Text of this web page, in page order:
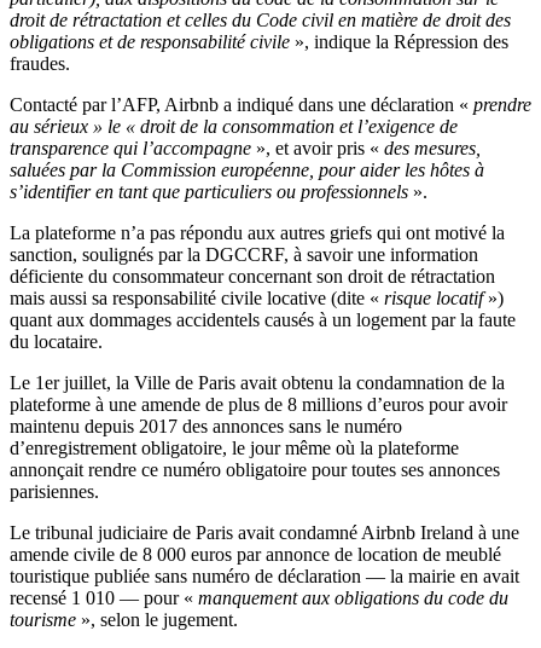
droit de rétractation et celles du Code civil en matière de droit des
obligations et de responsabilité civile », indique la Répression des
fraudes.
Contacté par l’AFP, Airbnb a indiqué dans une déclaration « prendre
au sérieux » le « droit de la consommation et l’exigence de
transparence qui l’accompagne », et avoir pris « des mesures,
saluées par la Commission européenne, pour aider les hôtes à
s’identifier en tant que particuliers ou professionnels ».
La plateforme n’a pas répondu aux autres griefs qui ont motivé la
sanction, soulignés par la DGCCRF, à savoir une information
déficiente du consommateur concernant son droit de rétractation
mais aussi sa responsabilité civile locative (dite « risque locatif»)
quant aux dommages accidentels causés à un logement par la faute
du locataire.
Le 1er juillet, la Ville de Paris avait obtenu la condamnation de la
plateforme à une amende de plus de 8 millions d’euros pour avoir
maintenu depuis 2017 des annonces sans le numéro
d’enregistrement obligatoire, le jour même où la plateforme
annonçait rendre ce numéro obligatoire pour toutes ses annonces
parisiennes.
Le tribunal judiciaire de Paris avait condamné Airbnb Ireland à une
amende civile de 8 000 euros par annonce de location de meublé
touristique publiée sans numéro de déclaration — la mairie en avait
recensé 1 010 — pour « manquement aux obligations du code du
tourisme », selon le jugement.